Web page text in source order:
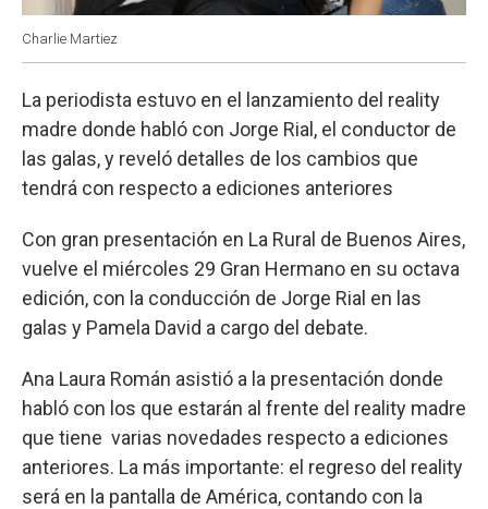
Charlie Martiez
La periodista estuvo en el lanzamiento del reality
madre donde habló con Jorge Rial, el conductor de
las galas, y reveló detalles de los cambios que
tendrá con respecto a ediciones anteriores
Con gran presentación en La Rural de Buenos Aires,
vuelve el miércoles 29 Gran Hermano en su octava
edición, con la conducción de Jorge Rial en las
galas y Pamela David a cargo del debate.
Ana Laura Román asistió a la presentación donde
habló con los que estarán al frente del reality madre
que tiene varias novedades respecto a ediciones
anteriores. La más importante: el regreso del reality
será en la pantalla de América, contando con la